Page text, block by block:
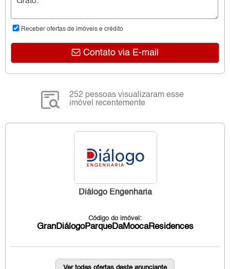
Receber ofertas de imóveis e crédito
Contato via E-mail
252 pessoas visualizaram esse
imóvel recentemente
Diálogo Engenharia
Código do imóvel:
GranDiálogoParqueDaMoocaResidences